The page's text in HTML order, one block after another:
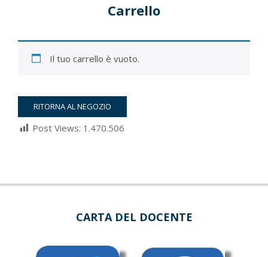
Carrello
Il tuo carrello è vuoto.
RITORNA AL NEGOZIO
Post Views: 1.470.506
03-
CARTA DEL DOCENTE